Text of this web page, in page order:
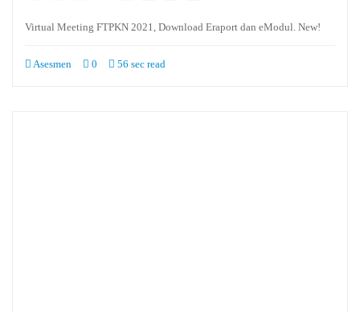
Virtual Meeting FTPKN 2021, Download Eraport dan eModul. New!
Asesmen 0 56 sec read